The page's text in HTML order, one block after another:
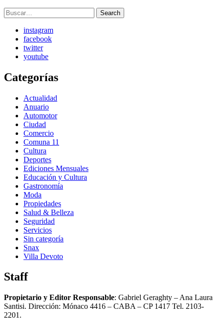
Search
for:
Search
instagram
facebook
twitter
youtube
Categorías
Actualidad
Anuario
Automotor
Ciudad
Comercio
Comuna 11
Cultura
Deportes
Ediciones Mensuales
Educación y Cultura
Gastronomía
Moda
Propiedades
Salud & Belleza
Seguridad
Servicios
Sin categoría
Snax
Villa Devoto
Staff
Propietario y Editor Responsable: Gabriel Geraghty – Ana Laura
Santisi. Dirección: Mónaco 4416 – CABA – CP 1417 Tel. 2103-
2201.